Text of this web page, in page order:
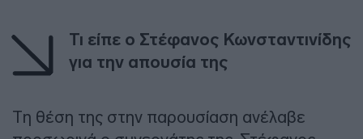
Τι είπε ο Στέφανος Κωνσταντινίδης
για την απουσία της
Τη θέση της στην παρουσίαση ανέλαβε